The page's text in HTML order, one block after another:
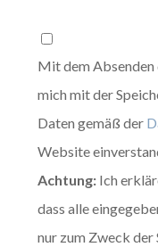
Mit dem Absenden
mich mit der
Daten gemäß der
Website
Achtung: Ich
dass alle
nur zum Zweck der